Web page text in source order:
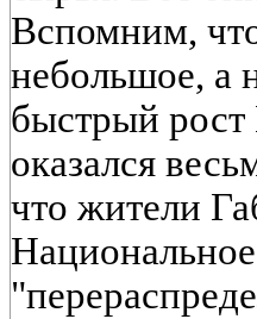
Вспомним,
небольшое, а
быстрый
оказался
что жители